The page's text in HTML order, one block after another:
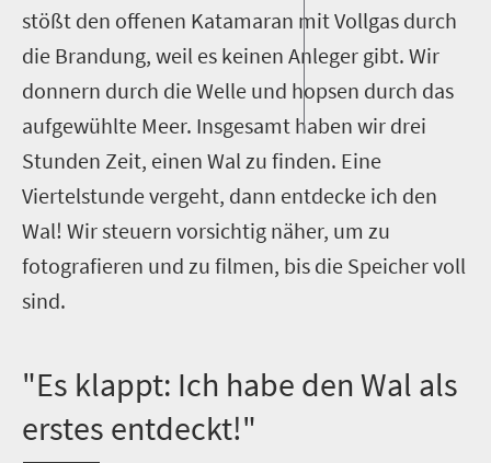
stößt den offenen Katamaran mit Vollgas durch
die Brandung, weil es keinen Anleger gibt. Wir
donnern durch die Welle und hopsen durch das
aufgewühlte Meer. Insgesamt haben wir drei
Stunden Zeit, einen Wal zu finden. Eine
Viertelstunde vergeht, dann entdecke ich den
Wal! Wir steuern vorsichtig näher, um zu
fotografieren und zu filmen, bis die Speicher voll
sind.
"Es klappt: Ich habe den Wal als
erstes entdeckt!"